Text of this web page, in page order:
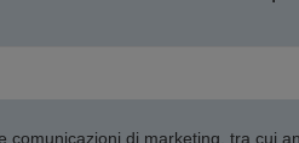
di marketing, tra cui